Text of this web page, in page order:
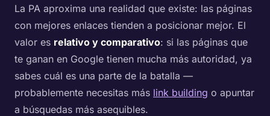
La PA aproxima una realidad que existe: las páginas
con mejores enlaces tienden a posicionar mejor. El
valor es relativo y comparativo: si las páginas que
te ganan en Google tienen mucha más autoridad, ya
sabes cuál es una parte de la batalla —
probablemente necesitas más link building o apuntar
a búsquedas más asequibles.